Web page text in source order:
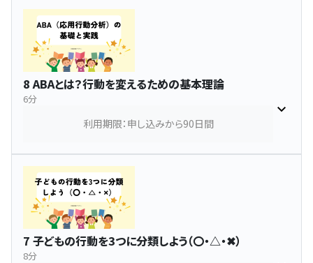
8 ABAとは？行動を変えるための基本理論
6分
利用期限：申し込みから90日間
7 子どもの行動を3つに分類しよう（〇・△・✖）
8分